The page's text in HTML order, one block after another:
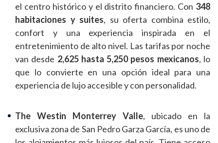
el centro histórico y el distrito financiero. Con 348
habitaciones y suites, su oferta combina estilo,
confort y una experiencia inspirada en el
entretenimiento de alto nivel. Las tarifas por noche
van desde 2,625 hasta 5,250 pesos mexicanos, lo
que lo convierte en una opción ideal para una
experiencia de lujo accesible y con personalidad.
The Westin Monterrey Valle, ubicado en la
exclusiva zona de San Pedro Garza García, es uno de